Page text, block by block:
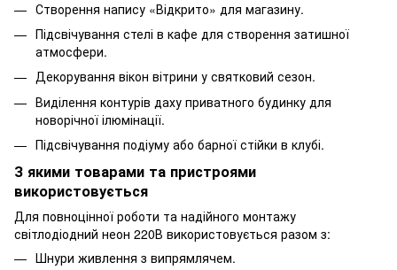
Створення напису «Відкрито» для магазину.
Підсвічування стелі в кафе для створення затишної
атмосфери.
Декорування вікон вітрини у святковий сезон.
Виділення контурів даху приватного будинку для
новорічної ілюмінації.
Підсвічування подіуму або барної стійки в клубі.
З якими товарами та пристроями
використовується
Для повноцінної роботи та надійного монтажу
світлодіодний неон 220В використовується разом з:
Шнури живлення з випрямлячем.